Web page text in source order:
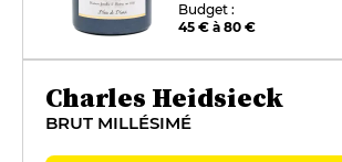
Budget :
45 € à 80 €
Charles Heidsieck
BRUT MILLÉSIMÉ